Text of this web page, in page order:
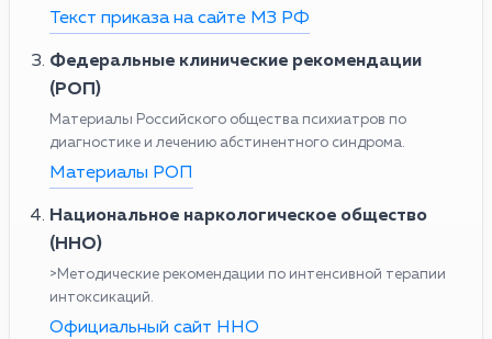
Текст приказа на сайте МЗ РФ
Федеральные клинические рекомендации
(РОП)
Материалы Российского общества психиатров по
диагностике и лечению абстинентного синдрома.
Материалы РОП
Национальное наркологическое общество
(ННО)
>Методические рекомендации по интенсивной терапии
интоксикаций.
Официальный сайт ННО